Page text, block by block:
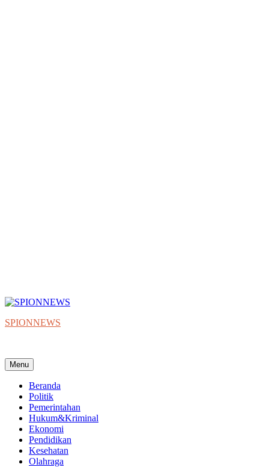
SPIONNEWS
Menu
Beranda
Politik
Pemerintahan
Hukum&Kriminal
Ekonomi
Pendidikan
Kesehatan
Olahraga